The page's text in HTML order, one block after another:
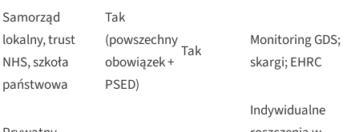
Samorząd
lokalny, trust
NHS, szkoła
państwowa
Tak
(powszechny
obowiązek +
PSED)
Tak
Monitoring GDS;
skargi; EHRC
Indywidualne